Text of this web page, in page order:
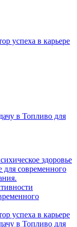
успеха в карьере
в Топливо для
здоровье
для современного
успеха в карьере
в Топливо для